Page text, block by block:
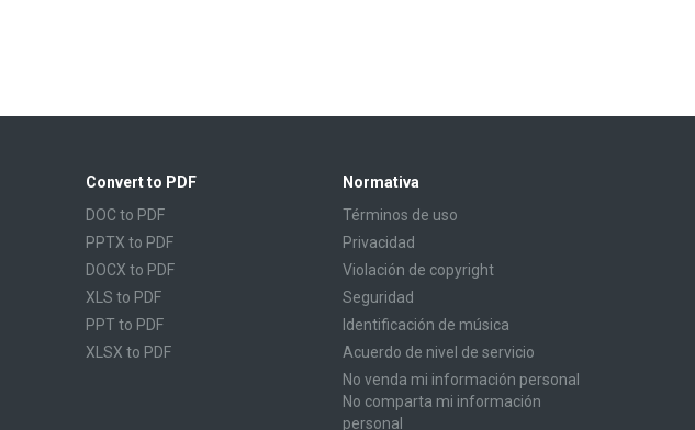
Convert to PDF
DOC to PDF
PPTX to PDF
DOCX to PDF
XLS to PDF
PPT to PDF
XLSX to PDF
Normativa
Términos de uso
Privacidad
Violación de copyright
Seguridad
Identificación de música
Acuerdo de nivel de servicio
No venda mi información personal
No comparta mi información
personal